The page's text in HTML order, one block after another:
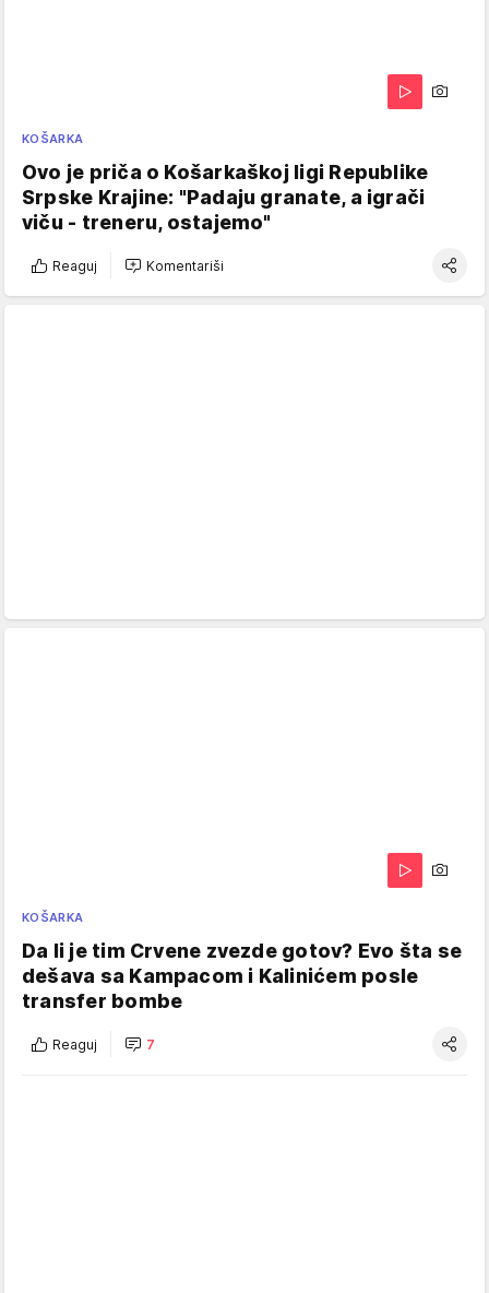
KOŠARKA
Ovo je priča o Košarkaškoj ligi Republike
Srpske Krajine: "Padaju granate, a igrači
viču - treneru, ostajemo"
Reaguj Komentariši
KOŠARKA
Da li je tim Crvene zvezde gotov? Evo šta se
dešava sa Kampacom i Kalinićem posle
transfer bombe
Reaguj 7